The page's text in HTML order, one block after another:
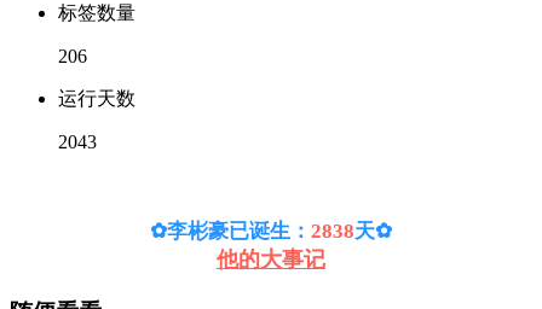
标签数量
206
运行天数
2043
✿李彬豪已诞生： 2838天✿
他的大事记